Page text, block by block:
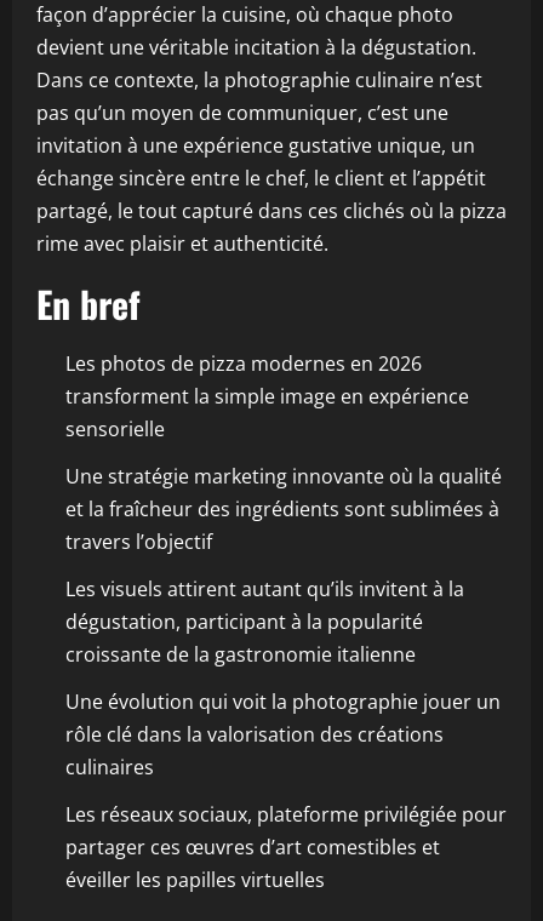
façon d’apprécier la cuisine, où chaque photo
devient une véritable incitation à la dégustation.
Dans ce contexte, la photographie culinaire n’est
pas qu’un moyen de communiquer, c’est une
invitation à une expérience gustative unique, un
échange sincère entre le chef, le client et l’appétit
partagé, le tout capturé dans ces clichés où la pizza
rime avec plaisir et authenticité.
En bref
Les photos de pizza modernes en 2026
transforment la simple image en expérience
sensorielle
Une stratégie marketing innovante où la qualité
et la fraîcheur des ingrédients sont sublimées à
travers l’objectif
Les visuels attirent autant qu’ils invitent à la
dégustation, participant à la popularité
croissante de la gastronomie italienne
Une évolution qui voit la photographie jouer un
rôle clé dans la valorisation des créations
culinaires
Les réseaux sociaux, plateforme privilégiée pour
partager ces œuvres d’art comestibles et
éveiller les papilles virtuelles